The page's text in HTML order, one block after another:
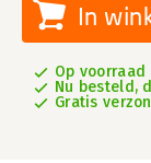
In
Op voorraad
Nu besteld,
Gratis